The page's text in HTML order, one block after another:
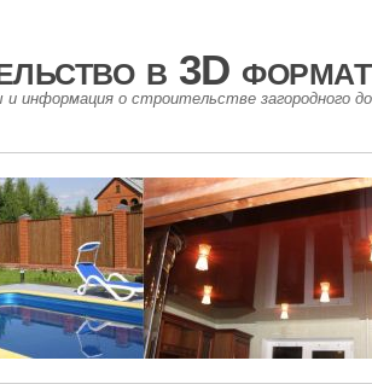
в 3D
информация о строительстве загородного